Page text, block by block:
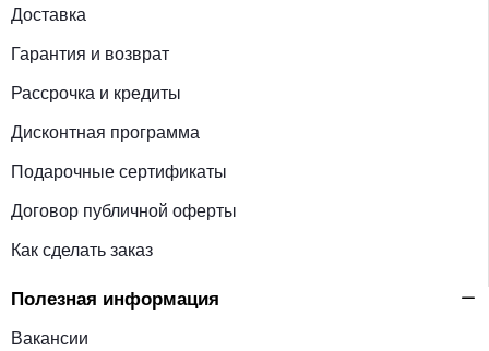
Доставка
Гарантия и возврат
Рассрочка и кредиты
Дисконтная программа
Подарочные сертификаты
Договор публичной оферты
Как сделать заказ
Полезная информация
Вакансии